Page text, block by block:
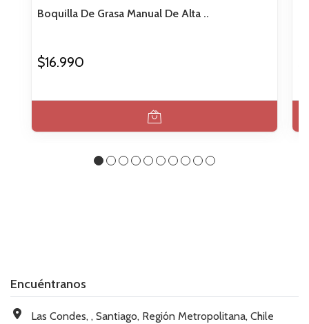
Boquilla De Grasa Manual De Alta ..
$16.990
Encuéntranos
Las Condes, , Santiago, Región Metropolitana, Chile